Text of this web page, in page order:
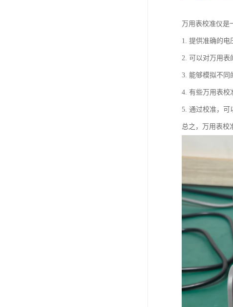
万用表校准仪是
1. 提供准确的电
2. 可以对万用表
3. 能够模拟不同
4. 有些万用表校
5. 通过校准，可
总之，万用表校